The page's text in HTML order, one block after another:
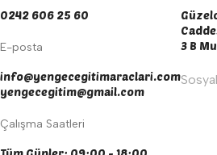
0242 606 25 60
E-posta
info@yengecegitimaraclari.com
yengecegitim@gmail.com
Çalışma Saatleri
3 B